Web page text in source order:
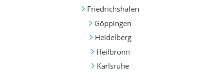
Friedrichshafen
Göppingen
Heidelberg
Heilbronn
Karlsruhe